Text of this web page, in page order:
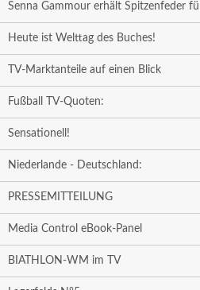
Senna Gammour erhält Spitzenfeder
Heute ist Welttag des Buches!
TV-Marktanteile auf einen Blick
Fußball TV-Quoten:
Sensationell!
Niederlande - Deutschland:
PRESSEMITTEILUNG
Media Control eBook-Panel
BIATHLON-WM im TV